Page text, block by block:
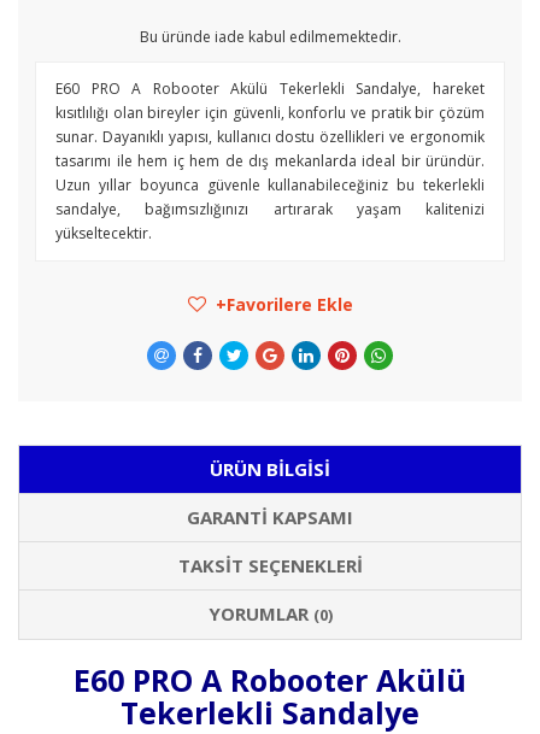
Bu üründe iade kabul edilmemektedir.
E60 PRO A Robooter Akülü Tekerlekli Sandalye, hareket
kısıtlılığı olan bireyler için güvenli, konforlu ve pratik bir çözüm
sunar. Dayanıklı yapısı, kullanıcı dostu özellikleri ve ergonomik
tasarımı ile hem iç hem de dış mekanlarda ideal bir üründür.
Uzun yıllar boyunca güvenle kullanabileceğiniz bu tekerlekli
sandalye, bağımsızlığınızı artırarak yaşam kalitenizi
yükseltecektir.
Favorilere Ekle
ÜRÜN BILGISI
GARANTI KAPSAMI
TAKSIT SEÇENEKLERI
YORUMLAR (0)
E60 PRO A Robooter Akülü
Tekerlekli Sandalye